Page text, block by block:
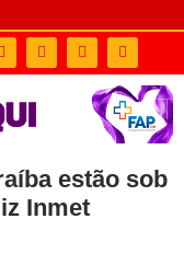
estão sob
Inmet